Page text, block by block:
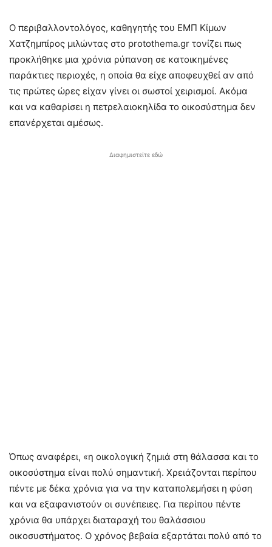
Ο περιβαλλοντολόγος, καθηγητής του ΕΜΠ Κίμων
Χατζημπίρος μιλώντας στο protothema.gr τονίζει πως
προκλήθηκε μια χρόνια ρύπανση σε κατοικημένες
παράκτιες περιοχές, η οποία θα είχε αποφευχθεί αν από
τις πρώτες ώρες είχαν γίνει οι σωστοί χειρισμοί. Ακόμα
και να καθαρίσει η πετρελαιοκηλίδα το οικοσύστημα δεν
επανέρχεται αμέσως.
Διαφημιστείτε εδώ
Όπως αναφέρει, «η οικολογική ζημιά στη θάλασσα και το
οικοσύστημα είναι πολύ σημαντική. Χρειάζονται περίπου
πέντε με δέκα χρόνια για να την καταπολεμήσει η φύση
και να εξαφανιστούν οι συνέπειες. Για περίπου πέντε
χρόνια θα υπάρχει διαταραχή του θαλάσσιου
οικοσυστήματος. Ο χρόνος βεβαία εξαρτάται πολύ από το